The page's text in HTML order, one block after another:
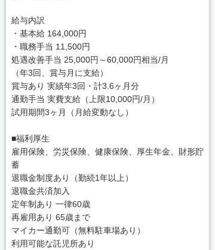
給与内訳
・基本給 164,000円
・職務手当 11,500円
処遇改善手当 25,000円～60,000円相当/月
（年3回、賞与月に支給）
賞与あり 実績年3回・計3.6ヶ月分
通勤手当 実費支給（上限10,000円/月）
試用期間3ヶ月（月給変動なし）
■福利厚生
雇用保険、労災保険、健康保険、厚生年金、財形貯
蓄
退職金制度あり（勤続1年以上）
退職金共済加入
定年制あり 一律60歳
再雇用あり 65歳まで
マイカー通勤可（無料駐車場あり）
利用可能な託児所あり